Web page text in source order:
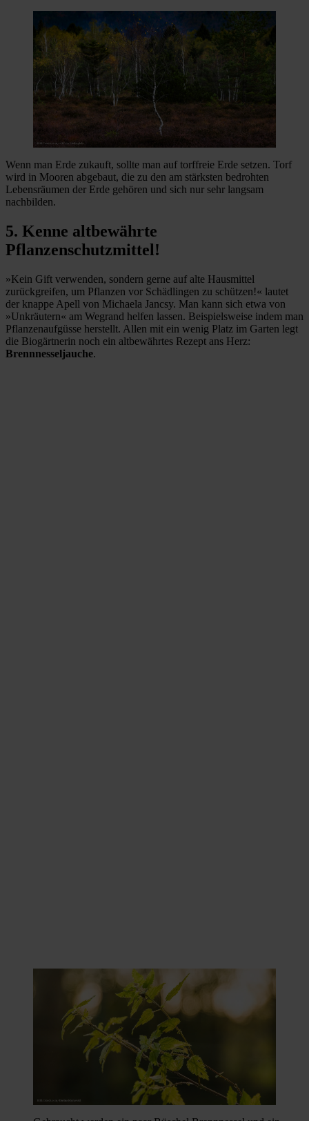
Wenn man Erde zukauft, sollte man auf torffreie Erde setzen. Torf
wird in Mooren abgebaut, die zu den am stärksten bedrohten
Lebensräumen der Erde gehören und sich nur sehr langsam
nachbilden.
5. Kenne altbewährte
Pflanzenschutzmittel!
»Kein Gift verwenden, sondern gerne auf alte Hausmittel
zurückgreifen, um Pflanzen vor Schädlingen zu schützen!« lautet
der knappe Apell von Michaela Jancsy. Man kann sich etwa von
»Unkräutern« am Wegrand helfen lassen. Beispielsweise indem man
Pflanzenaufgüsse herstellt. Allen mit ein wenig Platz im Garten legt
die Biogärtnerin noch ein altbewährtes Rezept ans Herz:
Brennnesseljauche.